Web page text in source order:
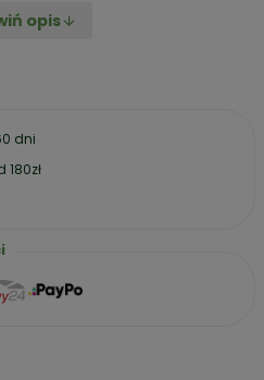
posiłków w
opis
dni